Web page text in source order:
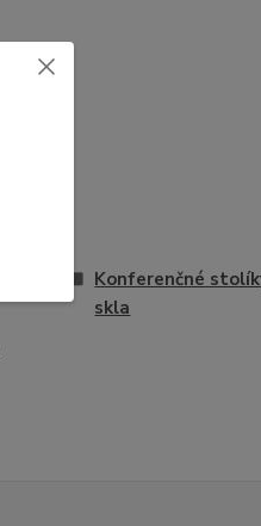
Konferenčné
skla